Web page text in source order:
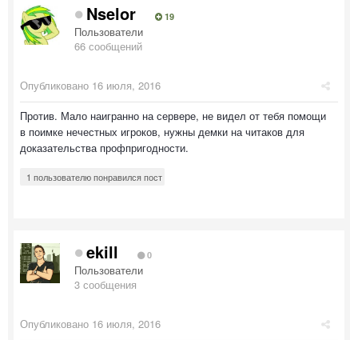
Nselor 19
Пользователи
66 сообщений
Опубликовано 16 июля, 2016
Против. Мало наигранно на сервере, не видел от тебя помощи
в поимке нечестных игроков, нужны демки на читаков для
доказательства профпригодности.
1 пользователю понравился пост
ekill 0
Пользователи
3 сообщения
Опубликовано 16 июля, 2016